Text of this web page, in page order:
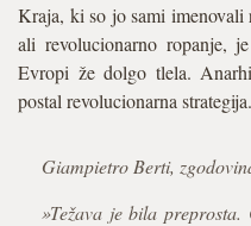
Kraja, ki so jo sami imenovali
ali revolucionarno ropanje,
Evropi že dolgo tlela.
postal revolucionarna strategija.
Giampietro Berti,
»Težava je bila preprosta.